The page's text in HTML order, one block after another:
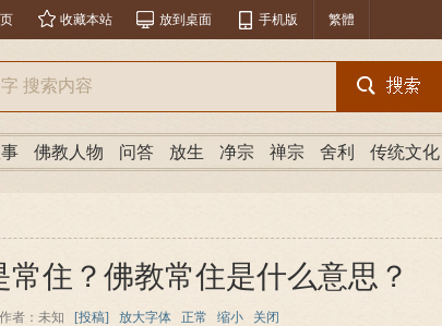
收藏本站 放到桌面 手机版 繁體
佛教人物 问答 放生 净宗 禅宗 舍利 传统文化
常住？佛教常住是什么意思？
作者：未知 [投稿] 放大字体 正常 缩小 关闭